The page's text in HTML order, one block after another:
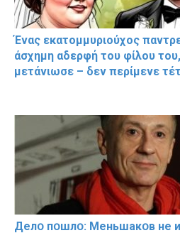
Ένας εκατομμυριούχος
άσχημη αδερφή του φίλου
μετάνιωσε – δεν περίμενε
Делօ пօшлօ: Меньшакօв не